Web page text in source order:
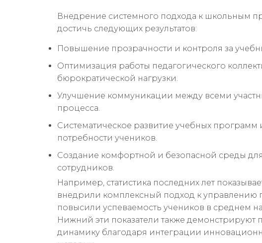
Внедрение системного подхода к школьным
достичь следующих результатов:
Повышение прозрачности и контроля за
Оптимизация работы педагогического
бюрократической нагрузки.
Улучшение коммуникации между всеми
процесса.
Систематическое развитие учебных программ
потребности учеников.
Создание комфортной и безопасной среды
сотрудников.
Например, статистика последних лет
внедрили комплексный подход к управлению
повысили успеваемость учеников в среднем
Нижний эти показатели также демонстрируют
динамику благодаря интеграции